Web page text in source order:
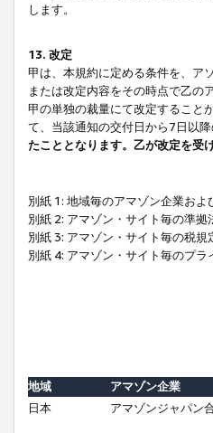
します。
13. 改定
甲は、本規約に定める条件を、ア
または改定内容をその時点で乙の
甲の単独の裁量にて改定すること
て、当該通知の交付日から7日以降
たこととなります。乙が改定を受
別紙 1: 地域毎のアマゾン企業およ
別紙 2: アマゾン・サイト毎の準拠
別紙 3: アマゾン・サイト毎の税規
別紙 4: アマゾン・サイト毎のプラ
地域
アマゾン企業
日本
アマゾンジャパン